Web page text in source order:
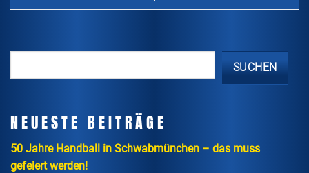
SUCHEN
NEUESTE BEITRÄGE
50 Jahre Handball in Schwabmünchen – das muss
gefeiert werden!